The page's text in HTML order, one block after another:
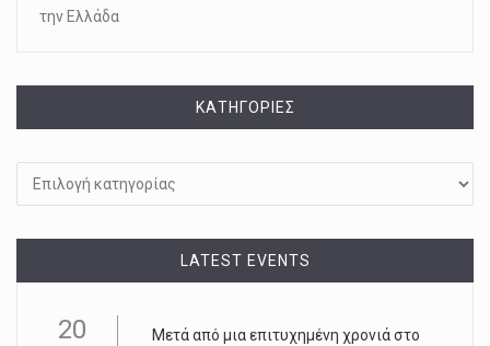
την Ελλάδα
KΑΤΗΓΟΡΊΕΣ
LATEST EVENTS
20
Μετά από μια επιτυχημένη χρονιά στο